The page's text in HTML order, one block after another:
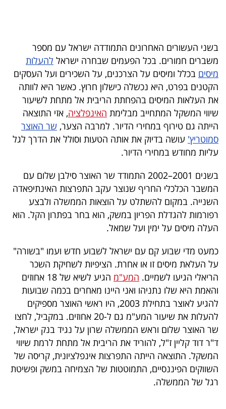
המילון
הכלכלי
פודקאסט
40
UNDER
40
שיתופי
פעולה
דרושים
ניוזלטרים
מייל
אדום
פרסמו
בשני העשורים האחרונים התמודדה ישראל עם מספר
משברים חמורים. בכל הפעמים שבחרה ישראל להעלות
מיסים בכלל ומיסים על הצרכנים, על השכירים ועל העסקים
הקטנים בפרט, היא נכשלה כישלון חרוץ. כאשר היא לוותה
את העלאות המיסים בהפחתת הריבית אל מתחת לשיעור
שיווי המשקל המתחייב מבלימת האינפלציה, אזי התוצאה
הייתה גם טירוף במחירי הדיור. למרבה הצער, שר האוצר
סמוטריץ' עושה בדיוק את אותה הטעות וסולל את הדרך לגל
עליות מחודש במחירי הדיור.
בשנים 2001–2002 התמודד שר האוצר סילבן שלום עם
המשבר הכלכלי החריף שנוצר עקב התפרצות האינתיפאדה
השנייה. במקום להשתלט על הוצאות הממשלה ולבצע
רפורמות להגדלת הפריון במשק, הוא בחר בפתרון הקל. הוא
העלה מיסים על ימין ועל שמאל.
כמעט מדי שבוע קם עם ישראל לשבוע חדש ועמו "בשורה"
על העלאת מיסים זו או אחרת. הציפיות לשחיקת השכר
הריאלי הגיעו לשמיים. המע"מ
הגיע לשיא של 18 אחוזים
והאמת היא שלו נתניהו ואני היינו מאחרים בכמה שבועות
להגיע לאוצר בתחילת 2003, היו ראשי האוצר מספיקים
להעלות את שיעור המע"מ גם ל-20 אחוזים. במקביל, לחצו
שר האוצר שלום וראש הממשלה שרון על נגיד בנק ישראל,
ד"ר דוד קליין ז"ל, להוריד את הריבית אל מתחת לרמת שיווי
המשקל. התוצאה הייתה התפרצות אינפלציונית, קריסה של
השווקים הפיננסיים, התמוטטות של הצמיחה במשק ופשיטת
רגל של הממשלה.